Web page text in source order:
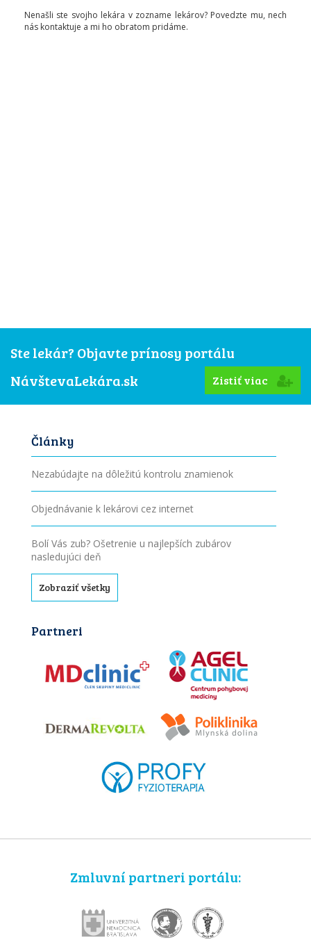
Nenašli ste svojho lekára v zozname lekárov? Povedzte mu, nech
nás kontaktuje a mi ho obratom pridáme.
Ste lekár? Objavte prínosy portálu
NávštevaLekára.sk
Zistiť viac
Články
Nezabúdajte na dôležitú kontrolu znamienok
Objednávanie k lekárovi cez internet
Bolí Vás zub? Ošetrenie u najlepších zubárov
nasledujúci deň
Zobraziť všetky
Partneri
Zmluvní partneri portálu: